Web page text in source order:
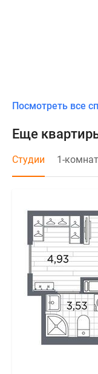
Посмотреть все
Еще
Студии 1-